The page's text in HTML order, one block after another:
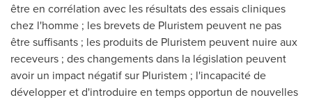
être en corrélation avec les résultats des essais cliniques
chez l'homme ; les brevets de Pluristem peuvent ne pas
être suffisants ; les produits de Pluristem peuvent nuire aux
receveurs ; des changements dans la législation peuvent
avoir un impact négatif sur Pluristem ; l'incapacité de
développer et d'introduire en temps opportun de nouvelles